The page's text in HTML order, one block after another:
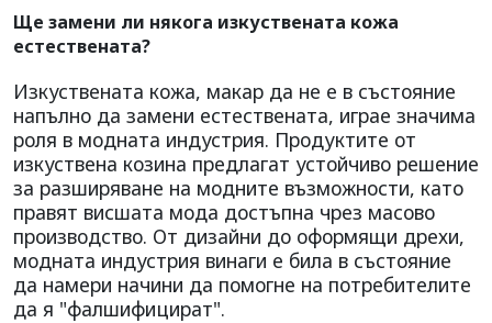
Ще замени ли някога изкуствената кожа
естествената?
Изкуствената кожа, макар да не е в състояние
напълно да замени естествената, играе значима
роля в модната индустрия. Продуктите от
изкуствена козина предлагат устойчиво решение
за разширяване на модните възможности, като
правят висшата мода достъпна чрез масово
производство. От дизайни до оформящи дрехи,
модната индустрия винаги е била в състояние
да намери начини да помогне на потребителите
да я "фалшифицират".